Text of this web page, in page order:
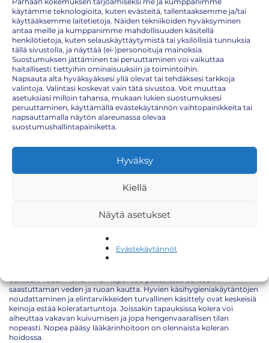
käytämme teknologioita, kuten evästeitä, tallentaaksemme ja/tai
käyttääksemme laitetietoja. Näiden tekniikoiden hyväksyminen
antaa meille ja kumppanimme mahdollisuuden käsitellä
henkilötietoja, kuten selauskäyttäytymistä tai yksilöllisiä tunnuksia
tällä sivustolla, ja näyttää (ei-)personoituja mainoksia.
Suostumuksen jättäminen tai peruuttaminen voi vaikuttaa
haitallisesti tiettyihin ominaisuuksiin ja toimintoihin.
Napsauta alta hyväksyäksesi yllä olevat tai tehdäksesi tarkkoja
valintoja. Valintasi koskevat vain tätä sivustoa. Voit muuttaa
asetuksiasi milloin tahansa, mukaan lukien suostumuksesi
peruuttaminen, käyttämällä evästekäytännön vaihtopainikkeita tai
napsauttamalla näytön alareunassa olevaa
suostumushallintapainiketta.
Hyväksy
Kiellä
Näytä asetukset
Evästekäytännöt
Kolerarokote
Kolerakote ei kuulu kansalliseen rokotusohjelmaan ja sen takia
matkailijan on tärkeä itse huolehtia tarvittavasta suojautumisesta
tätä tautia vastaan. Erityisesti niiden, jotka viettävät aikaa koleraa
suositeltavaa hankkia rokotus.
Koleraa vastaan suojautumiseen käytettävä rokote nautitaan suun
kautta. Aikuisille ja yli 7-vuotiaille lapsille rokote annetaan kahtena
erillisenä annoksena, jotka otetaan 1-6 viikon välein. 2-6-vuotiaiden
bakteeri. Taudin leviäminen tapahtuu pääasiassa bakteerin
saastuttaman veden ja ruoan kautta. Hyvien käsihygieniakäytäntöjen
noudattaminen ja elintarvikkeiden turvallinen käsittely ovat keskeisiä
keinoja estää koleratartuntoja. Joissakin tapauksissa kolera voi
aiheuttaa vakavan kuivumisen ja jopa hengenvaarallisen tilan
nopeasti. Nopea pääsy lääkärinhoitoon on olennaista koleran
hoidossa.